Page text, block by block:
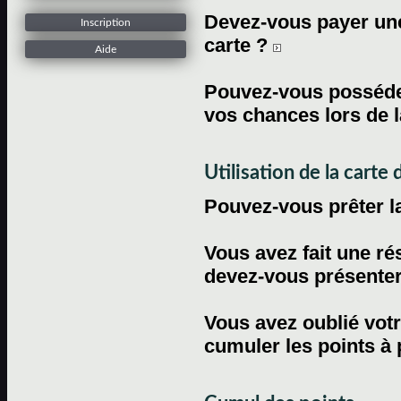
Inscription
Aide
Devez-vous payer
carte ?
Pouvez-vous
vos chances lors de
Utilisation de la carte
Pouvez-vous prêter
Vous avez fait une
devez-vous
Vous avez oublié
cumuler les points